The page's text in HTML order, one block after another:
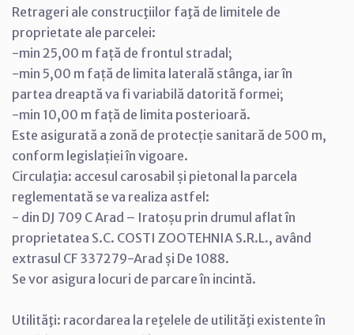
Retrageri ale construcţiilor faţă de limitele de
proprietate ale parcelei:
-min 25,00 m față de frontul stradal;
-min 5,00 m față de limita laterală stânga, iar în
partea dreaptă va fi variabilă datorită formei;
-min 10,00 m față de limita posterioară.
Este asigurată a zonă de protecție sanitară de 500 m,
conform legislației în vigoare.
Circulaţia: accesul carosabil și pietonal la parcela
reglementată se va realiza astfel:
- din DJ 709 C Arad – Iratoșu prin drumul aflat în
proprietatea S.C. COSTI ZOOTEHNIA S.R.L., având
extrasul CF 337279-Arad și De 1088.
Se vor asigura locuri de parcare în incintă.
Utilităţi: racordarea la reţelele de utilităţi existente în